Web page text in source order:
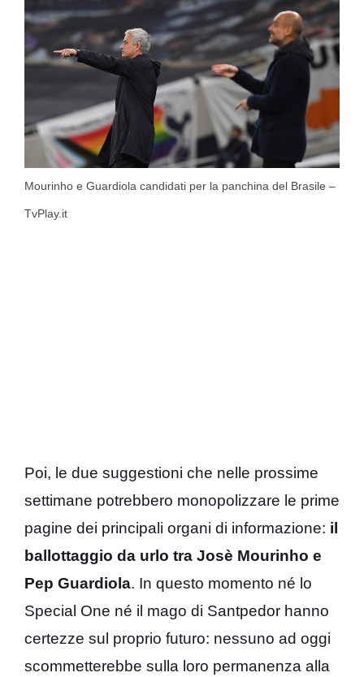
Mourinho e Guardiola candidati per la panchina del Brasile –
TvPlay.it
Poi, le due suggestioni che nelle prossime
settimane potrebbero monopolizzare le prime
pagine dei principali organi di informazione: il
ballottaggio da urlo tra Josè Mourinho e
Pep Guardiola. In questo momento né lo
Special One né il mago di Santpedor hanno
certezze sul proprio futuro: nessuno ad oggi
scommetterebbe sulla loro permanenza alla